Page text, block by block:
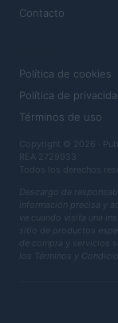
Contacto
Política de cookies
Política de
Términos de uso
Copyright © 2026 ·
REA 2729933
Todos los derechos
Descargo de
información precisa y
ve cuando visita una
sitio de productos
de compra y servicios
los Términos y